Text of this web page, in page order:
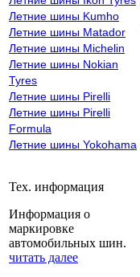
Летние шины Kumho
Летние шины Matador
Летние шины Michelin
Летние шины Nokian
Tyres
Летние шины Pirelli
Летние шины Pirelli
Formula
Летние шины Yokohama
Тех. информация
Информация о
маркировке
автомобильных шин.
читать далее